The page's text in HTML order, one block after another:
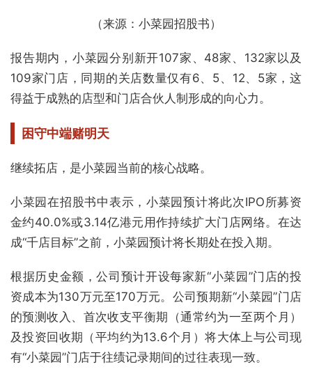
（来源：小菜园招股书）
报告期内，小菜园分别新开107家、48家、132家以及
109家门店，同期的关店数量仅有6、5、12、5家，这
得益于成熟的店型和门店合伙人制形成的向心力。
困守中端赌明天
继续拓店，是小菜园当前的核心战略。
小菜园在招股书中表示，小菜园预计将此次IPO所募资
金约40.0%或3.14亿港元用作持续扩大门店网络。在达
成“千店目标”之前，小菜园预计将长期处在投入期。
根据历史金额，公司预计开设每家新“小菜园”门店的投
资成本为130万元至170万元。公司预期新“小菜园”门店
的预测收入、首次收支平衡期（通常约为一至两个月）
及投资回收期（平均约为13.6个月）将大体上与公司现
有“小菜园”门店于往绩记录期间的过往表现一致。